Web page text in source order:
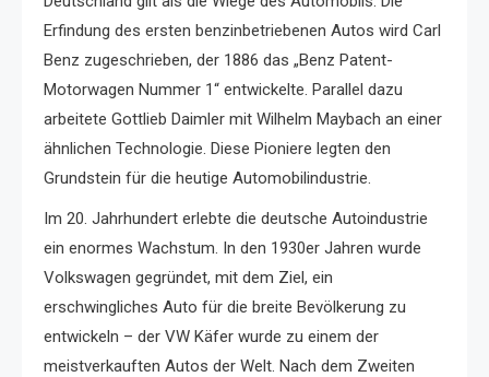
Erfindung des ersten benzinbetriebenen Autos wird Carl
Benz zugeschrieben, der 1886 das „Benz Patent-
Motorwagen Nummer 1“ entwickelte. Parallel dazu
arbeitete Gottlieb Daimler mit Wilhelm Maybach an einer
ähnlichen Technologie. Diese Pioniere legten den
Grundstein für die heutige Automobilindustrie.
Im 20. Jahrhundert erlebte die deutsche Autoindustrie
ein enormes Wachstum. In den 1930er Jahren wurde
Volkswagen gegründet, mit dem Ziel, ein
erschwingliches Auto für die breite Bevölkerung zu
entwickeln – der VW Käfer wurde zu einem der
meistverkauften Autos der Welt. Nach dem Zweiten